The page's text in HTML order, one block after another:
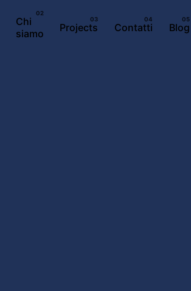
Chi
siamo
Projects Contatti Blog